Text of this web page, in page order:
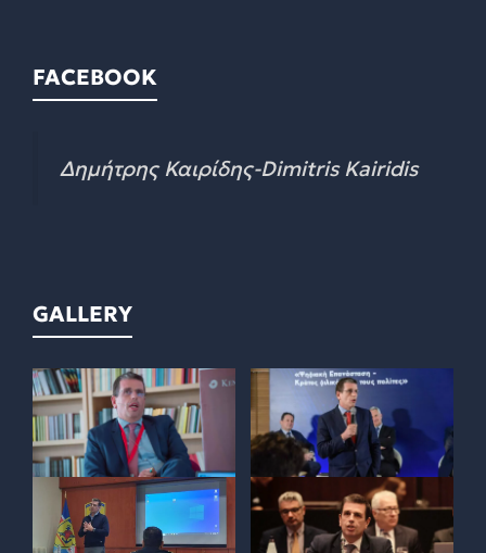
FACEBOOK
Δημήτρης Καιρίδης-Dimitris Kairidis
GALLERY